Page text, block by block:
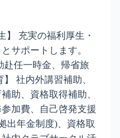
】 充実の福利厚生・
サポートします。
赴任一時金、帰省旅
社内外講習補助、
助、資格取得補助、
加費、自己啓発支援
出年金制度)、資格取